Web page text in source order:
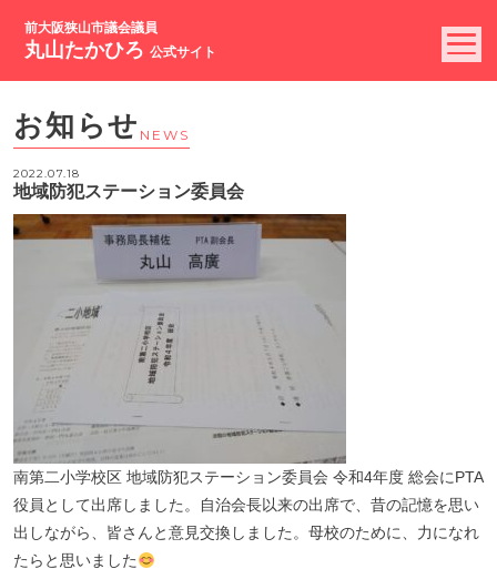
前大阪狭山市議会議員
丸山たかひろ公式サイト
お知らせ NEWS
2022.07.18
地域防犯ステーション委員会
南第二小学校区 地域防犯ステーション委員会 令和4年度 総会にPTA
役員として出席しました。自治会長以来の出席で、昔の記憶を思い
出しながら、皆さんと意見交換しました。母校のために、力になれ
たらと思いました